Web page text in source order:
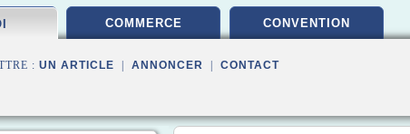
COMMERCE CONVENTION
: UN ARTICLE ANNONCER CONTACT